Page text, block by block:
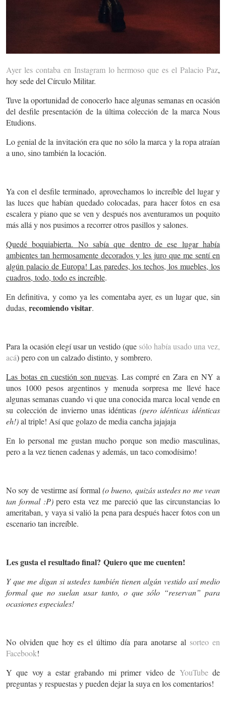
Ayer les contaba en Instagram lo hermoso que es el Palacio Paz,
hoy sede del Círculo Militar.
Tuve la oportunidad de conocerlo hace algunas semanas en ocasión
del desfile presentación de la última colección de la marca Nous
Etudions.
Lo genial de la invitación era que no sólo la marca y la ropa atraían
a uno, sino también la locación.
Ya con el desfile terminado, aprovechamos lo increíble del lugar y
las luces que habían quedado colocadas, para hacer fotos en esa
escalera y piano que se ven y después nos aventuramos un poquito
más allá y nos pusimos a recorrer otros pasillos y salones.
Quedé boquiabierta. No sabía que dentro de ese lugar había
ambientes tan hermosamente decorados y les juro que me sentí en
algún palacio de Europa! Las paredes, los techos, los muebles, los
cuadros, todo, todo es increíble.
En definitiva, y como ya les comentaba ayer, es un lugar que, sin
dudas, recomiendo visitar.
Para la ocasión elegí usar un vestido (que sólo había usado una vez,
acá) pero con un calzado distinto, y sombrero.
Las botas en cuestión son nuevas. Las compré en Zara en NY a
unos 1000 pesos argentinos y menuda sorpresa me llevé hace
algunas semanas cuando vi que una conocida marca local vende en
su colección de invierno unas idénticas (pero idénticas idénticas
eh!)al triple! Así que golazo de media cancha jajajaja
En lo personal me gustan mucho porque son medio masculinas,
pero a la vez tienen cadenas y además, un taco comodísimo!
No soy de vestirme así formal (o bueno, quizás ustedes no me vean
tan formal :P)pero esta vez me pareció que las circunstancias lo
ameritaban, y vaya si valió la pena para después hacer fotos con un
escenario tan increíble.
Les gusta el resultado final? Quiero que me cuenten!
Y que me digan si ustedes también tienen algún vestido así medio
formal que no suelan usar tanto, o que sólo “reservan” para
ocasiones especiales!
No olviden que hoy es el último día para anotarse al sorteo en
Facebook!
Y que voy a estar grabando mi primer video de YouTubede
preguntas y respuestas y pueden dejar la suya en los comentarios!